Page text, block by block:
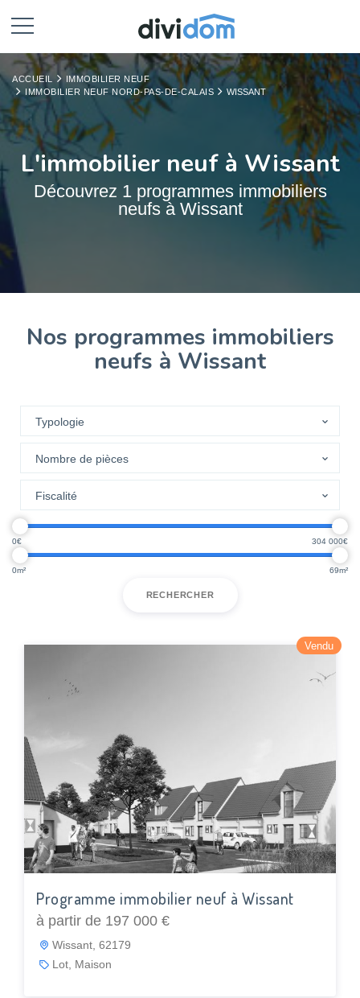
ACCUEIL
IMMOBILIER NEUF
IMMOBILIER NEUF NORD-PAS-DE-CALAIS
WISSANT
L'immobilier neuf à Wissant
Découvrez 1 programmes immobiliers
neufs à Wissant
Nos programmes immobiliers
neufs à Wissant
0 304 000
0 69
RECHERCHER
Vendu
Programme immobilier neuf à Wissant
à partir de 197 000 €
Wissant, 62179
Lot, Maison